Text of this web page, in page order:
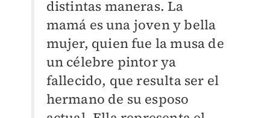
distintas maneras. La
mamá es una joven y bella
mujer, quien fue la musa de
un célebre pintor ya
fallecido, que resulta ser el
hermano de su esposo